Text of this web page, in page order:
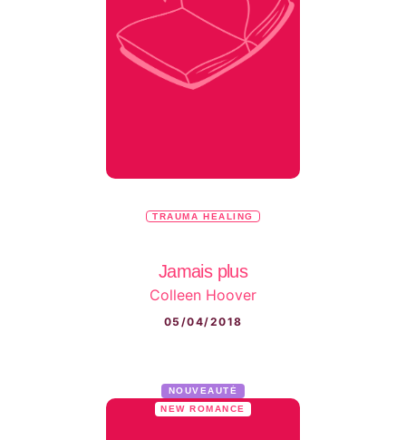
TRAUMA HEALING
Jamais plus
Colleen Hoover
05/04/2018
NOUVEAUTÉ
NEW ROMANCE